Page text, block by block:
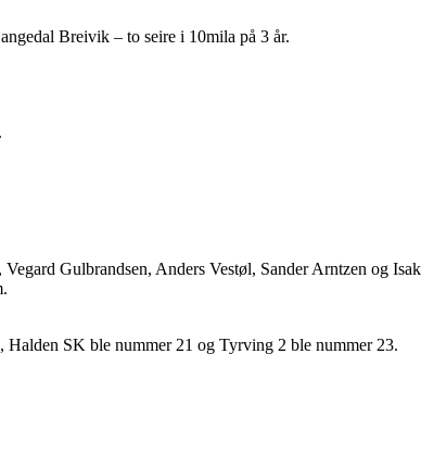
Breivik – to seire i 10mila på 3 år.
Gulbrandsen, Anders Vestøl, Sander Arntzen og Isak
SK ble nummer 21 og Tyrving 2 ble nummer 23.